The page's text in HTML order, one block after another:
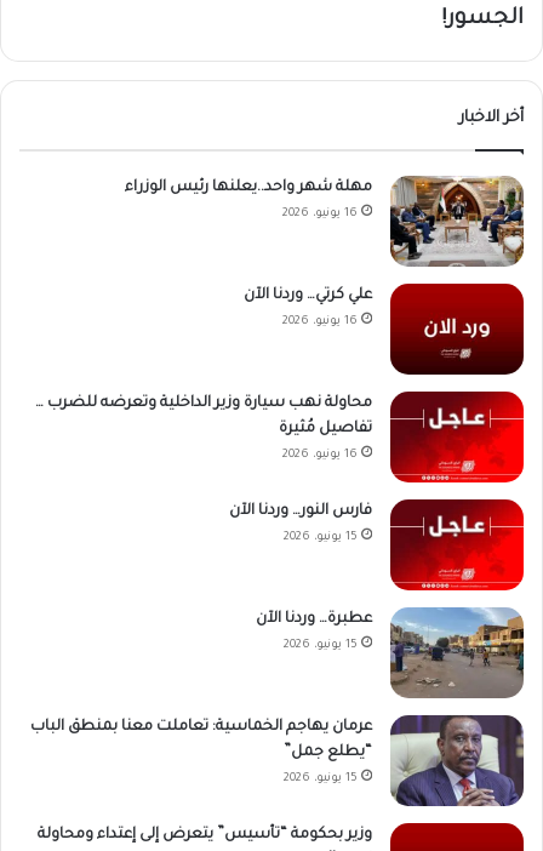
الجسور!
أخر الاخبار
مهلة شهر واحد..يعلنها رئيس الوزراء
16 يونيو، 2026
علي كرتي… وردنا الآن
16 يونيو، 2026
محاولة نهب سيارة وزير الداخلية وتعرضه للضرب …
تفاصيل مُثيرة
16 يونيو، 2026
فارس النور… وردنا الآن
15 يونيو، 2026
عطبرة… وردنا الآن
15 يونيو، 2026
عرمان يهاجم الخماسية: تعاملت معنا بمنطق الباب
“يطلع جمل”
15 يونيو، 2026
وزير بحكومة “تأسيس” يتعرض إلى إعتداء ومحاولة